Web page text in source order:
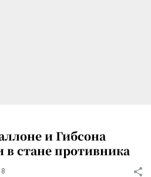
и Гибсона
в стане противника